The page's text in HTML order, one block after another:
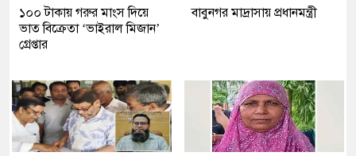
১০০ টাকায় গরুর মাংস দিয়ে
ভাত বিক্রেতা ‘ভাইরাল মিজান’
গ্রেপ্তার
বাবুনগর মাদ্রাসায় প্রধানমন্ত্রী